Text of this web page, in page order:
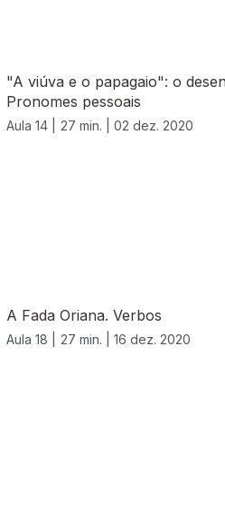
"A viúva e o papagaio": o
Pronomes pessoais
Aula 14 | 27 min. | 02 dez. 2020
A Fada Oriana. Verbos
Aula 18 | 27 min. | 16 dez. 2020